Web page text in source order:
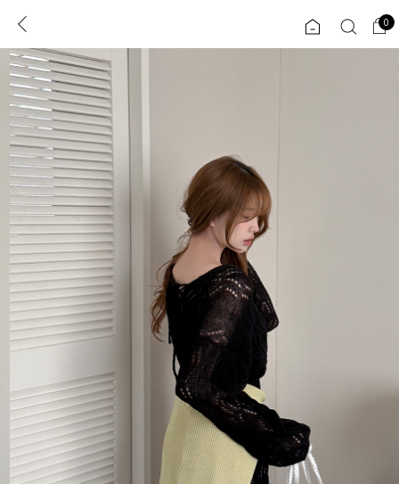
로그인 0
콘텐츠 리뷰 & 혜택 플러스핏
CATEGORY COMMUNITY
도착보장⚡
인플루언서 pick!
신상 5%
베스트
MADE
세트할인 ~30%
하객룩
ALL
익스클루시브
아우터
티셔츠
니트
블라우스
원피스
0